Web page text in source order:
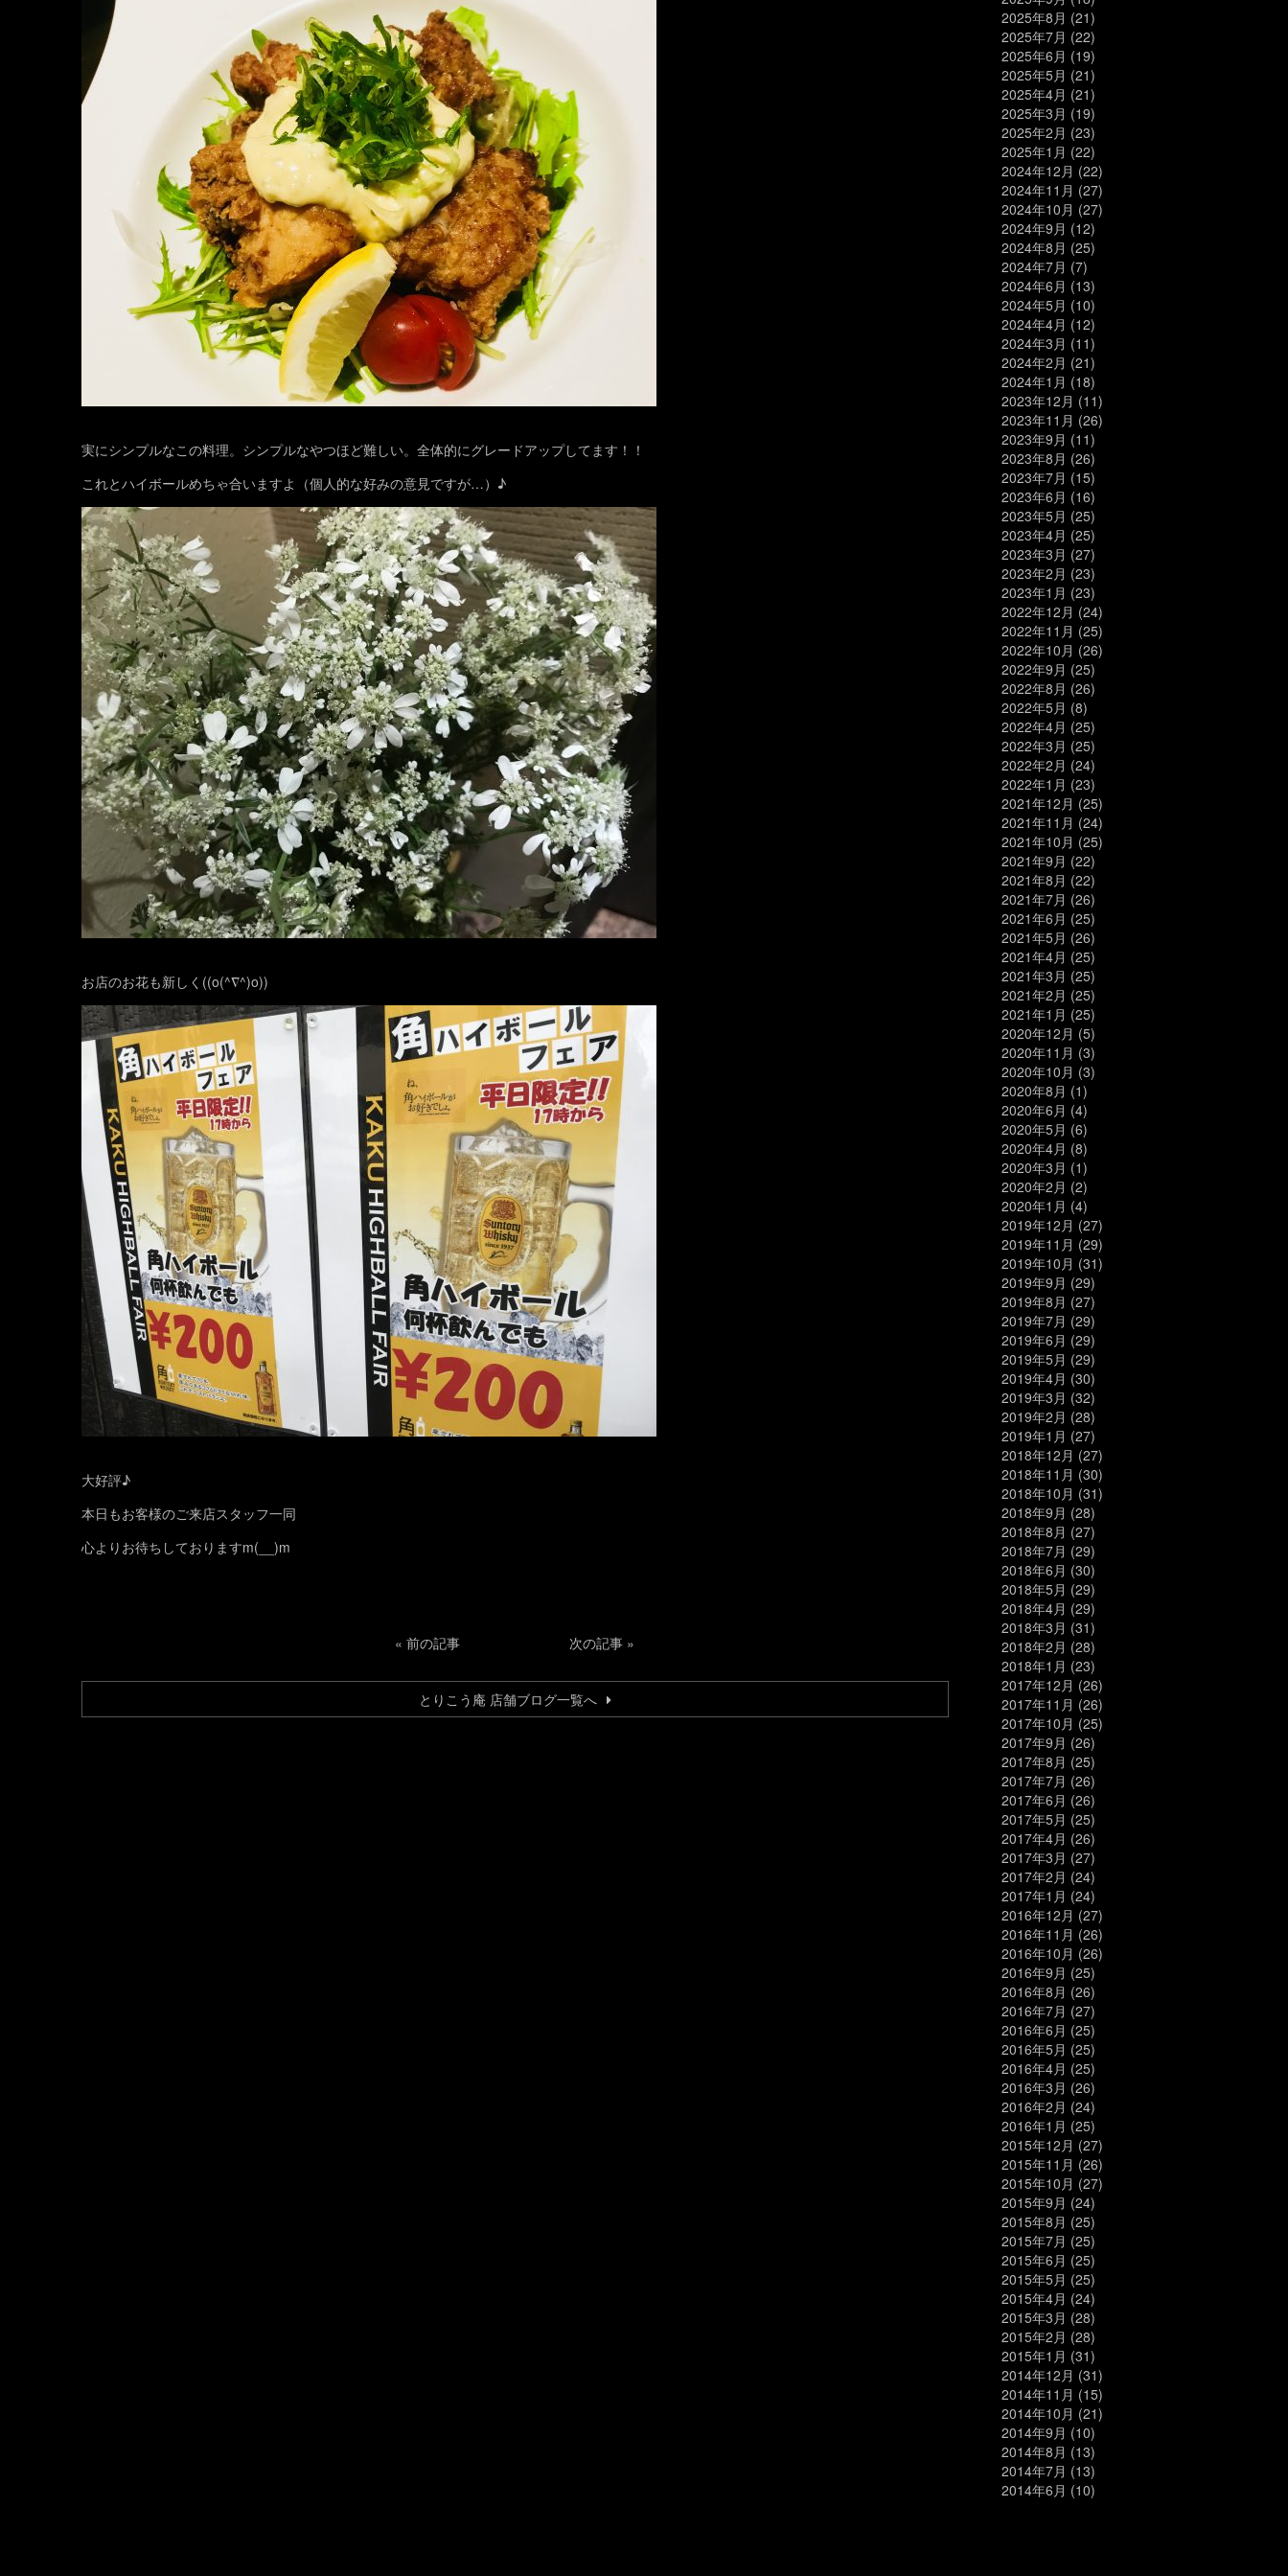
実にシンプルなこの料理。シンプルなやつほど難しい。全体的にグレードアップしてます！！
これとハイボールめちゃ合いますよ（個人的な好みの意見ですが…）♪
お店のお花も新しく((o(^∇^)o))
大好評♪
本日もお客様のご来店スタッフ一同
心よりお待ちしておりますm(__)m
« 前の記事 次の記事 »
とりこう庵 店舗ブログ一覧へ
2025年8月 (21)
2025年7月 (22)
2025年6月 (19)
2025年5月 (21)
2025年4月 (21)
2025年3月 (19)
2025年2月 (23)
2025年1月 (22)
2024年12月 (22)
2024年11月 (27)
2024年10月 (27)
2024年9月 (12)
2024年8月 (25)
2024年7月 (7)
2024年6月 (13)
2024年5月 (10)
2024年4月 (12)
2024年3月 (11)
2024年2月 (21)
2024年1月 (18)
2023年12月 (11)
2023年11月 (26)
2023年9月 (11)
2023年8月 (26)
2023年7月 (15)
2023年6月 (16)
2023年5月 (25)
2023年4月 (25)
2023年3月 (27)
2023年2月 (23)
2023年1月 (23)
2022年12月 (24)
2022年11月 (25)
2022年10月 (26)
2022年9月 (25)
2022年8月 (26)
2022年5月 (8)
2022年4月 (25)
2022年3月 (25)
2022年2月 (24)
2022年1月 (23)
2021年12月 (25)
2021年11月 (24)
2021年10月 (25)
2021年9月 (22)
2021年8月 (22)
2021年7月 (26)
2021年6月 (25)
2021年5月 (26)
2021年4月 (25)
2021年3月 (25)
2021年2月 (25)
2021年1月 (25)
2020年12月 (5)
2020年11月 (3)
2020年10月 (3)
2020年8月 (1)
2020年6月 (4)
2020年5月 (6)
2020年4月 (8)
2020年3月 (1)
2020年2月 (2)
2020年1月 (4)
2019年12月 (27)
2019年11月 (29)
2019年10月 (31)
2019年9月 (29)
2019年8月 (27)
2019年7月 (29)
2019年6月 (29)
2019年5月 (29)
2019年4月 (30)
2019年3月 (32)
2019年2月 (28)
2019年1月 (27)
2018年12月 (27)
2018年11月 (30)
2018年10月 (31)
2018年9月 (28)
2018年8月 (27)
2018年7月 (29)
2018年6月 (30)
2018年5月 (29)
2018年4月 (29)
2018年3月 (31)
2018年2月 (28)
2018年1月 (23)
2017年12月 (26)
2017年11月 (26)
2017年10月 (25)
2017年9月 (26)
2017年8月 (25)
2017年7月 (26)
2017年6月 (26)
2017年5月 (25)
2017年4月 (26)
2017年3月 (27)
2017年2月 (24)
2017年1月 (24)
2016年12月 (27)
2016年11月 (26)
2016年10月 (26)
2016年9月 (25)
2016年8月 (26)
2016年7月 (27)
2016年6月 (25)
2016年5月 (25)
2016年4月 (25)
2016年3月 (26)
2016年2月 (24)
2016年1月 (25)
2015年12月 (27)
2015年11月 (26)
2015年10月 (27)
2015年9月 (24)
2015年8月 (25)
2015年7月 (25)
2015年6月 (25)
2015年5月 (25)
2015年4月 (24)
2015年3月 (28)
2015年2月 (28)
2015年1月 (31)
2014年12月 (31)
2014年11月 (15)
2014年10月 (21)
2014年9月 (10)
2014年8月 (13)
2014年7月 (13)
2014年6月 (10)